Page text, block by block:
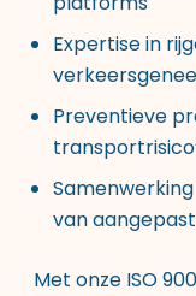
Expertise in
Preventieve
van
Met onze ISO